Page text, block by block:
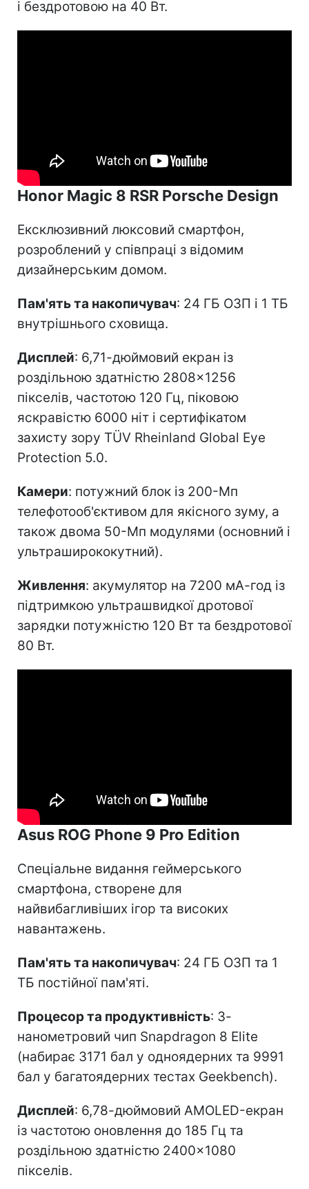
і бездротовою на 40 Вт.
Honor Magic 8 RSR Porsche Design
Ексклюзивний люксовий смартфон,
розроблений у співпраці з відомим
дизайнерським домом.
Пам'ять та накопичувач: 24 ГБ ОЗП і 1 ТБ
внутрішнього сховища.
Дисплей: 6,71-дюймовий екран із
роздільною здатністю 2808×1256
пікселів, частотою 120 Гц, піковою
яскравістю 6000 ніт і сертифікатом
захисту зору TÜV Rheinland Global Eye
Protection 5.0.
Камери: потужний блок із 200-Мп
телефотооб'єктивом для якісного зуму, а
також двома 50-Мп модулями (основний і
ультраширококутний).
Живлення: акумулятор на 7200 мА-год із
підтримкою ультрашвидкої дротової
зарядки потужністю 120 Вт та бездротової
80 Вт.
Asus ROG Phone 9 Pro Edition
Спеціальне видання геймерського
смартфона, створене для
найвибагливіших ігор та високих
навантажень.
Пам'ять та накопичувач: 24 ГБ ОЗП та 1
ТБ постійної пам'яті.
Процесор та продуктивність: 3-
нанометровий чип Snapdragon 8 Elite
(набирає 3171 бал у одноядерних та 9991
бал у багатоядерних тестах Geekbench).
Дисплей: 6,78-дюймовий AMOLED-екран
із частотою оновлення до 185 Гц та
роздільною здатністю 2400×1080
пікселів.